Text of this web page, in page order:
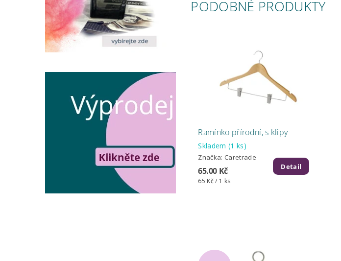
PODOBNÉ PRODUKTY
Ramínko přírodní, s klipy
Skladem (1 ks)
Značka: Caretrade
65.00 Kč
65 Kč / 1 ks
Detail